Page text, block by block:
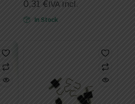
0,31 €IVA Incl.
In Stock